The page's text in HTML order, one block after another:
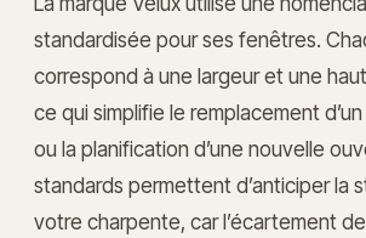
standardisée pour ses fenêtres.
correspond à une largeur et une
ce qui simplifie le remplacement
ou la planification d’une nouvelle
standards permettent d’anticiper la
votre charpente, car l’écartement